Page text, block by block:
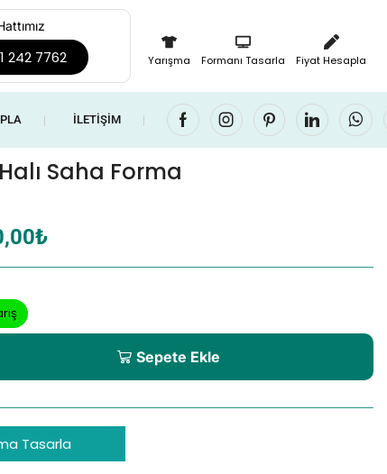
242 7762 Yarışma Formanı Tasarla Fiyat Hesapla
❘ İLETIŞIM ❘
Saha Forma
₺
Sepete Ekle
Tasarla